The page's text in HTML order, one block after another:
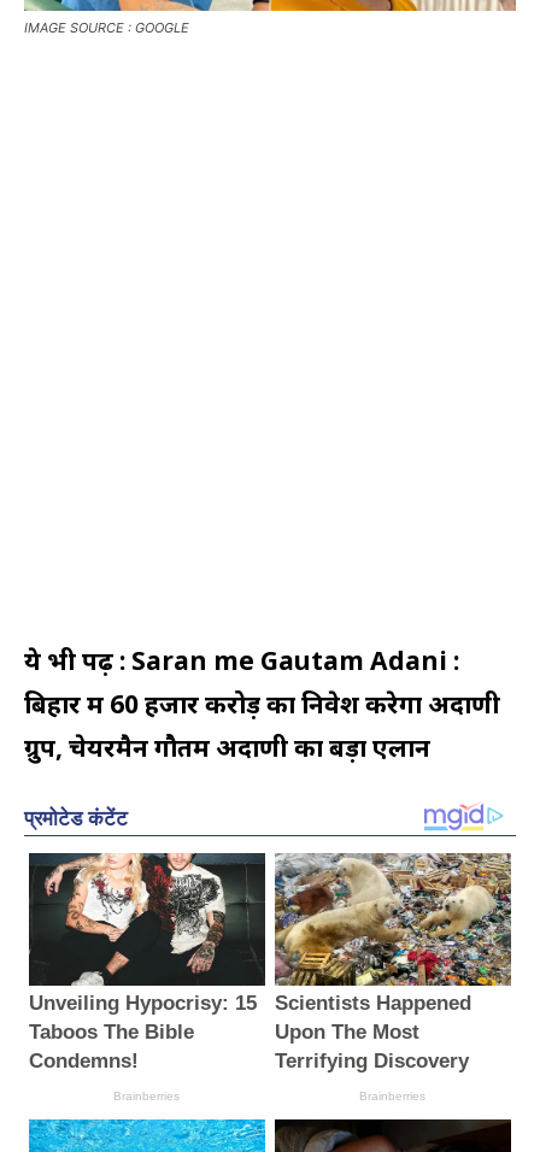
IMAGE SOURCE : GOOGLE
ये भी पढ़ें : Saran me Gautam Adani :
बिहार में 60 हजार करोड़ का निवेश करेगा अदाणी
ग्रुप, चेयरमैन गौतम अदाणी का बड़ा एलान